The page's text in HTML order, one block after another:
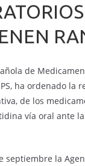
de
ha ordenado la
de los
vía oral ante
septiembre la